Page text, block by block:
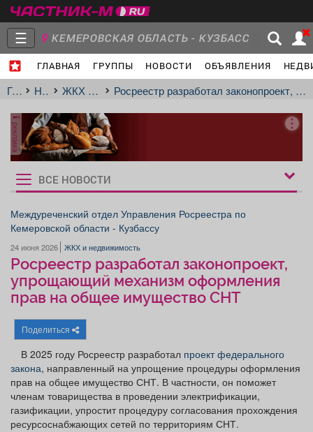
☰ КЕМЕРОВСКАЯ ОБЛАСТЬ - КУЗБАСС
ГЛАВНАЯ ГРУППЫ НОВОСТИ ОБЪЯВЛЕНИЯ
Главная
Группы
Объявления Недвижимость Услуги
Афиша
Товары Поздравления Погода
ГлавнаяНовостиЖКХ и недвижимость Росреестр разработал законопроект, упрощающий механизм оформления прав на общее имущество СНТ
реклама
Рукбрики
новостей
ВСЕ НОВОСТИ
Междуреченский отдел Управления Росреестра по
Кемеровской области - Кузбассу
24 июня 2026 ЖКХ и недвижимость
Росреестр разработал законопроект,
упрощающий механизм оформления
прав на общее имущество СНТ
Поделиться
В 2025 году Росреестр разработал проект федерального
закона, направленный на упрощение процедуры оформления
прав на общее имущество СНТ. В частности, он поможет
членам товарищества в проведении электрификации,
газификации, упростит процедуру согласования прохождения
ресурсоснабжающих сетей по территориям СНТ.